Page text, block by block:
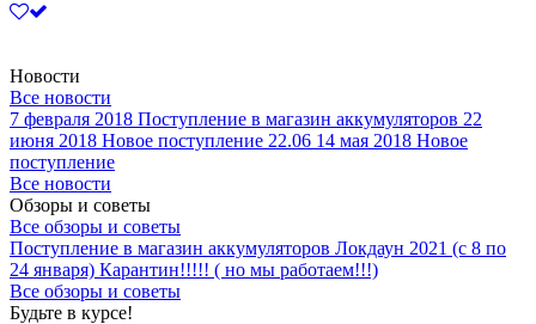
Новости
Все новости
7 февраля 2018 Поступление в магазин аккумуляторов 22
июня 2018 Новое поступление 22.06 14 мая 2018 Новое
поступление
Все новости
Обзоры и советы
Все обзоры и советы
Поступление в магазин аккумуляторов Локдаун 2021 (с 8 по
24 января) Карантин!!!!! ( но мы работаем!!!)
Все обзоры и советы
Будьте в курсе!